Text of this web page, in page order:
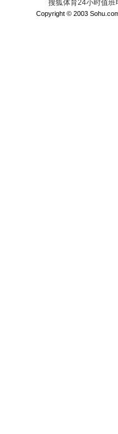
搜狐体育24小时值
Copyright © 2003